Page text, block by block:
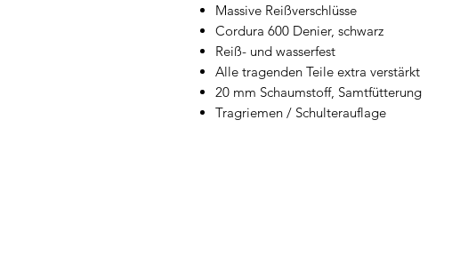
Massive Reißverschlüsse
Cordura 600 Denier, schwarz
Reiß- und wasserfest
Alle tragenden Teile extra verstärkt
20 mm Schaumstoff, Samtfütterung
Tragriemen / Schulterauflage